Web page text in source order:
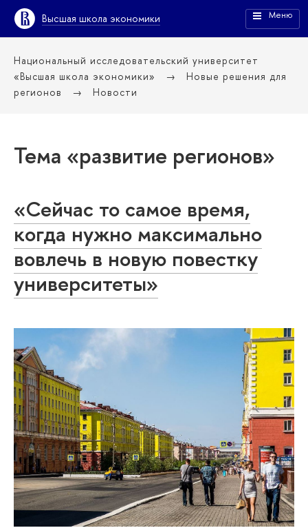
Высшая школа экономики Меню
Национальный исследовательский университет
«Высшая школа экономики»
Новые решения для
регионов
Новости
Тема «развитие регионов»
«Сейчас то самое время,
когда нужно максимально
вовлечь в новую повестку
университеты»